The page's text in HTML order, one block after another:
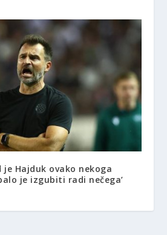
je Hajduk ovako nekoga
je izgubiti radi nečega’